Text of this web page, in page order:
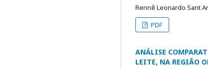
Rennê Leonardo Sant
PDF
ANÁLISE
LEITE, NA REGIÃO